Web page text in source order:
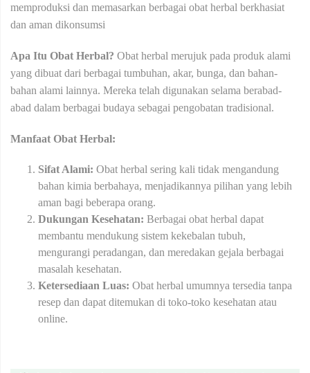
memproduksi dan memasarkan berbagai obat herbal berkhasiat
dan aman dikonsumsi
Apa Itu Obat Herbal? Obat herbal merujuk pada produk alami
yang dibuat dari berbagai tumbuhan, akar, bunga, dan bahan-
bahan alami lainnya. Mereka telah digunakan selama berabad-
abad dalam berbagai budaya sebagai pengobatan tradisional.
Manfaat Obat Herbal:
Sifat Alami: Obat herbal sering kali tidak mengandung
bahan kimia berbahaya, menjadikannya pilihan yang lebih
aman bagi beberapa orang.
Dukungan Kesehatan: Berbagai obat herbal dapat
membantu mendukung sistem kekebalan tubuh,
mengurangi peradangan, dan meredakan gejala berbagai
masalah kesehatan.
Ketersediaan Luas: Obat herbal umumnya tersedia tanpa
resep dan dapat ditemukan di toko-toko kesehatan atau
online.